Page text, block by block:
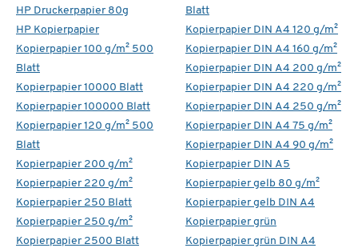
HP Druckerpapier 80g
HP Kopierpapier
Kopierpapier 100 g/m² 500
Blatt
Kopierpapier 10000 Blatt
Kopierpapier 100000 Blatt
Kopierpapier 120 g/m² 500
Blatt
Kopierpapier 200 g/m²
Kopierpapier 220 g/m²
Kopierpapier 250 Blatt
Kopierpapier 250 g/m²
Kopierpapier 2500 Blatt
Blatt
Kopierpapier DIN A4 120 g/m²
Kopierpapier DIN A4 160 g/m²
Kopierpapier DIN A4 200 g/m²
Kopierpapier DIN A4 220 g/m²
Kopierpapier DIN A4 250 g/m²
Kopierpapier DIN A4 75 g/m²
Kopierpapier DIN A4 90 g/m²
Kopierpapier DIN A5
Kopierpapier gelb 80 g/m²
Kopierpapier gelb DIN A4
Kopierpapier grün
Kopierpapier grün DIN A4